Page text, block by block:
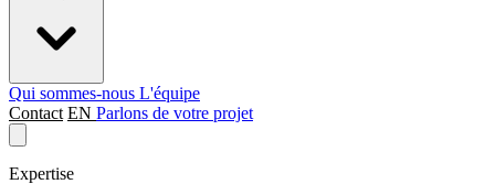
Qui sommes-nous L'équipe
Contact EN Parlons de votre projet
Expertise